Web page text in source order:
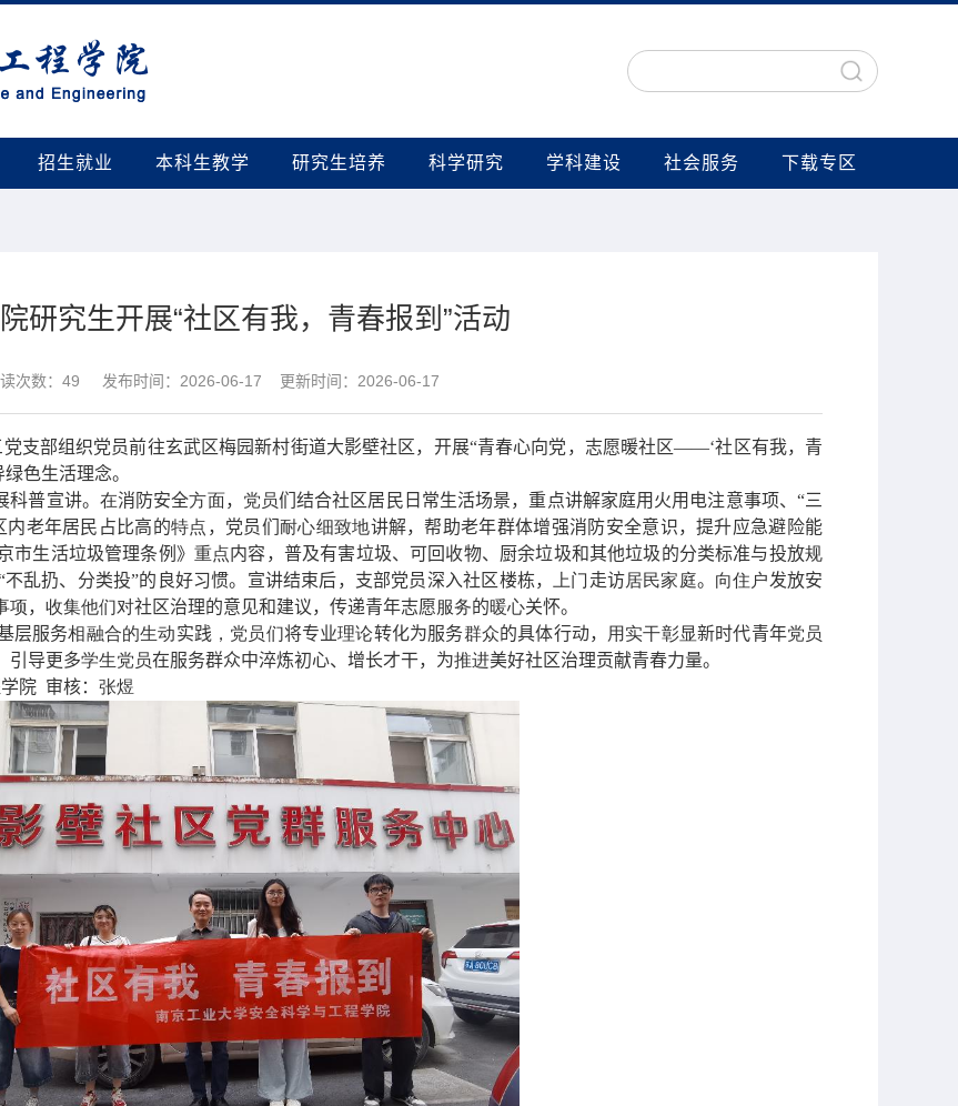
招生就业 本科生教学 研究生培养 科学研究 学科建设 社会服务 下载专区
研究生开展“社区有我，青春报到”活动
次数： 49 发布时间：2026-06-17 更新时间：2026-06-17
支部组织党员前往玄武区梅园新村街道大影壁社区，开展“青春心向党，志愿暖社区——‘社区有我，青
色生活理念。
科普宣讲。 在消防安全方面， 党员们结合社区居民日常生活场景，重点讲解家庭用火用电注意事项、“三
内老年居民占比高的特点 ，党员们 耐心细致地讲解，帮助老年群体增强消防安全意识，提升应急避险能
市生活垃圾管理条例》 重点内容，普及有害垃圾、可回收物、厨余垃圾和其他垃圾的分类标准与投放规
不乱扔、分类投”的良好习惯。宣讲结束后，支部党员深入社区楼栋， 上门 走访居民家庭。 向住户发放安
项， 收集他们对社区治理的意见和建议，传递青年志愿服务的暖心关怀。
层服务相融合的生动实践 ， 党员们将专业理论转化为服务群众的具体行动， 用实干彰显新时代青年党员
引导更多学生党员在服务群众中淬炼初心、增长才干，为推进美好社区治理贡献青春力量。
院  审核： 张煜